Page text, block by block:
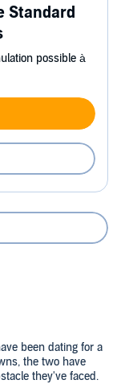
Standard
possible à
been dating for a
the two have
they've faced.